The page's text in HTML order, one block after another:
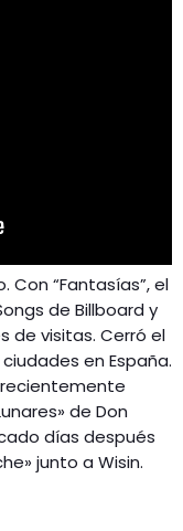
Con “Fantasías”, el
de Billboard y
de visitas. Cerró el
en España.
recientemente
de Don
días después
junto a Wisin.